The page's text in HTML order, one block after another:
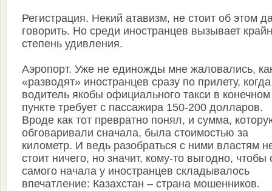
Регистрация. Некий атавизм, не стоит об этом
говорить. Но среди иностранцев вызывает
степень удивления.
Аэропорт. Уже не единожды мне жаловались,
«разводят» иностранцев сразу по прилету, когда
водитель якобы официального такси в конечном
пункте требует с пассажира 150-200 долларов.
Вроде как тот превратно понял, и сумма,
обговаривали сначала, была стоимостью за
километр. И ведь разобраться с ними властям
стоит ничего, но значит, кому-то выгодно, чтобы
самого начала у иностранцев складывалось
впечатление: Казахстан – страна мошенников.